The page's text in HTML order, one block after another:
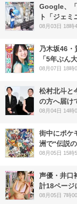
Google、
ト「ジェ
08月03日 18時
乃木坂46・
「5年ぶん
08月07日 18時
松村北斗と
の方へ届け
08月04日 14時
街中にポケ
洲で“伝説
08月05日 15時
声優・井口
計18ページ
08月05日 7時